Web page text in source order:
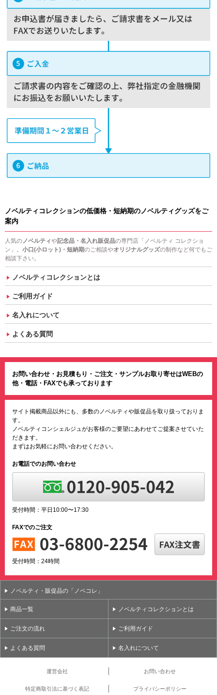
ノベルティコレクションの低価格・短納期のノベルティグッズをご
案内
人気のノベルティや記念品・名入れ販促品の専門店「ノベルティ コレクショ
ン」。 小口(小ロット)・短納期のご相談やオリジナルグッズの制作など何でもご
相談下さい。
ノベルティコレクションとは
ご利用ガイド
名入れについて
よくある質問
お問い合わせ・お見積もり・ご注文・サンプルお取り寄せはWEBの
他・電話・FAXでも承っております
サイト掲載商品以外にも、多数のノベルティや販促品を取り扱っておりま
す。
ノベルティコンシェルジュがお客様のご要望にあわせてご提案させていた
だきます。
まずはお気軽にお問い合わせください。
お電話でのお問い合わせ
受付時間：平日10:00〜17:30
FAXでのご注文
受付時間：24時間
ノベルティ・販促品の「ノベコレ」
商品一覧 ノベルティコレクションとは
ご注文の流れ ご利用ガイド
よくある質問 名入れについて
運営会社 お問い合わせ
特定商取引法に基づく表記 プライバシーポリシー